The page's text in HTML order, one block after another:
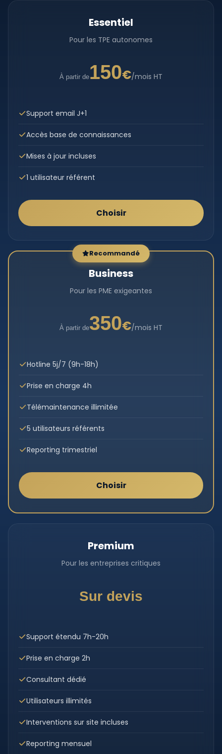
Essentiel
Pour les TPE autonomes
À partir de150€/mois HT
Support email J+1
Accès base de connaissances
Mises à jour incluses
1 utilisateur référent
Choisir
Recommandé
Business
Pour les PME exigeantes
À partir de350€/mois HT
Hotline 5j/7 (9h-18h)
Prise en charge 4h
Télémaintenance illimitée
5 utilisateurs référents
Reporting trimestriel
Choisir
Premium
Pour les entreprises critiques
Sur devis
Support étendu 7h-20h
Prise en charge 2h
Consultant dédié
Utilisateurs illimités
Interventions sur site incluses
Reporting mensuel